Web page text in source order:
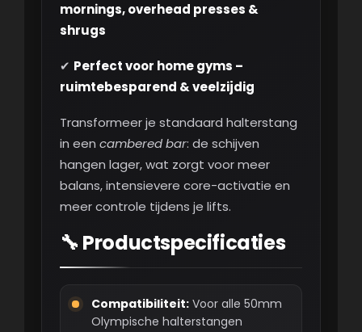
mornings, overhead presses &
shrugs
✔ Perfect voor home gyms –
ruimtebesparend & veelzijdig
Transformeer je standaard halterstang
in een cambered bar: de schijven
hangen lager, wat zorgt voor meer
balans, intensievere core-activatie en
meer controle tijdens je lifts.
🔧 Productspecificaties
Compatibiliteit: Voor alle 50mm
Olympische halterstangen